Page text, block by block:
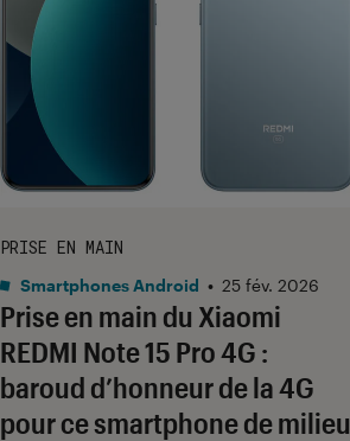
Prise en main du Xiaomi
REDMI Note 15 Pro 4G :
baroud d’honneur de la 4G
pour ce smartphone de milieu
PRISE EN MAIN
Smartphones Android • 25 fév. 2026